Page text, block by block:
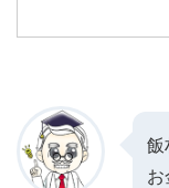
飯
お